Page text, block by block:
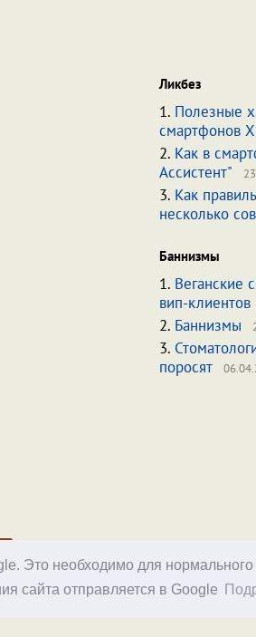
Это необходимо для нормального
сайта отправляется в Google
Ликбез
1. Полезные
смартфонов
2. Как в
Ассистент"
3. Как
несколько
Баннизмы
1. Веганские
вип-клиентов
2. Баннизмы
3.
поросят